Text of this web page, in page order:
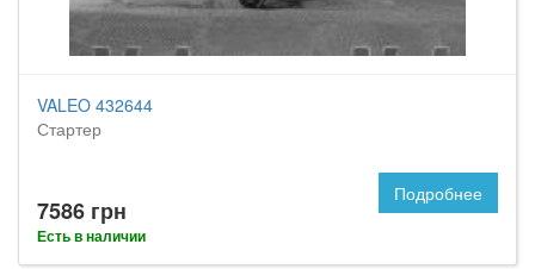
VALEO 432644
Стартер
7586 грн
Есть в наличии
Подробнее